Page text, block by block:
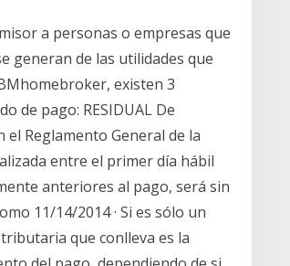
a personas o empresas que
generan de las utilidades que
existen 3
de pago: RESIDUAL De
el Reglamento General de la
entre el primer día hábil
anteriores al pago, será sin
11/14/2014 · Si es sólo un
que conlleva es la